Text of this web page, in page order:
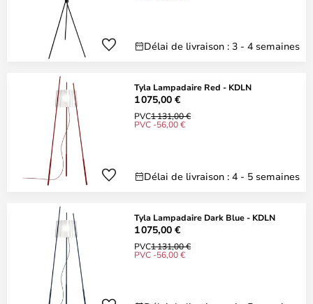
Délai de livraison : 3 - 4 semaines
Tyla Lampadaire Red - KDLN
1 075,00 €
PVC1 131,00 €
PVC -56,00 €
Délai de livraison : 4 - 5 semaines
Tyla Lampadaire Dark Blue - KDLN
1 075,00 €
PVC1 131,00 €
PVC -56,00 €